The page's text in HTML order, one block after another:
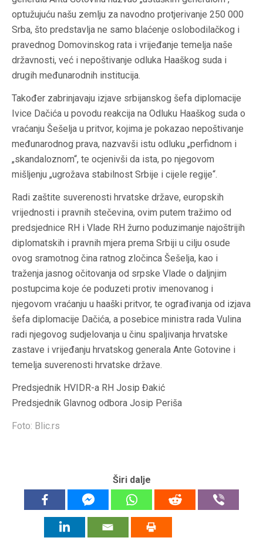
optužujuću našu zemlju za navodno protjerivanje 250 000
Srba, što predstavlja ne samo blaćenje oslobodilačkog i
pravednog Domovinskog rata i vrijeđanje temelja naše
državnosti, već i nepoštivanje odluka Haaškog suda i
drugih međunarodnih institucija.
Također zabrinjavaju izjave srbijanskog šefa diplomacije
Ivice Dačića u povodu reakcija na Odluku Haaškog suda o
vraćanju Šešelja u pritvor, kojima je pokazao nepoštivanje
međunarodnog prava, nazvavši istu odluku „perfidnom i
„skandaloznom“, te ocjenivši da ista, po njegovom
mišljenju „ugrožava stabilnost Srbije i cijele regije“.
Radi zaštite suverenosti hrvatske države, europskih
vrijednosti i pravnih stečevina, ovim putem tražimo od
predsjednice RH i Vlade RH žurno poduzimanje najoštrijih
diplomatskih i pravnih mjera prema Srbiji u cilju osude
ovog sramotnog čina ratnog zločinca Šešelja, kao i
traženja jasnog očitovanja od srpske Vlade o daljnjim
postupcima koje će poduzeti protiv imenovanog i
njegovom vraćanju u haaški pritvor, te ograđivanja od izjava
šefa diplomacije Dačića, a posebice ministra rada Vulina
radi njegovog sudjelovanja u činu spaljivanja hrvatske
zastave i vrijeđanju hrvatskog generala Ante Gotovine i
temelja suverenosti hrvatske države.
Predsjednik HVIDR-a RH Josip Đakić
Predsjednik Glavnog odbora Josip Periša
Foto: Blic.rs
Širi dalje